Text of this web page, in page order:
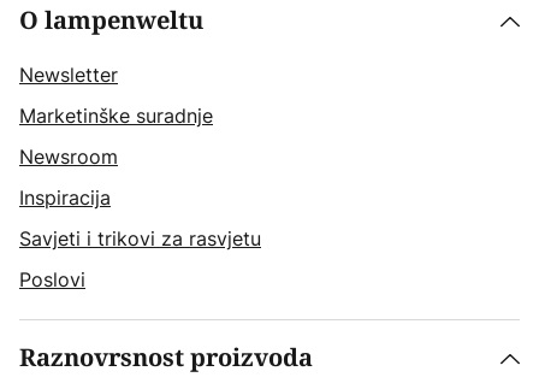
O lampenweltu
Newsletter
Marketinške suradnje
Newsroom
Inspiracija
Savjeti i trikovi za rasvjetu
Poslovi
Raznovrsnost proizvoda